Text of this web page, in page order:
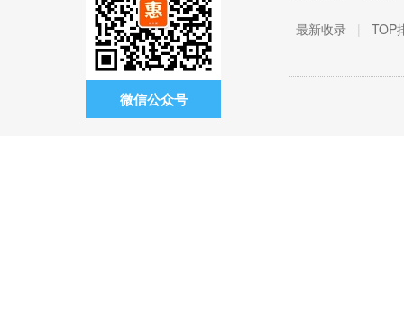
微信公众号
最新收录 | TOP